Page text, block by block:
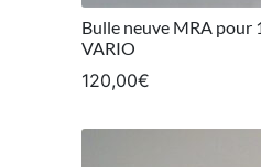
Bulle neuve MRA pour
VARIO
120,00€